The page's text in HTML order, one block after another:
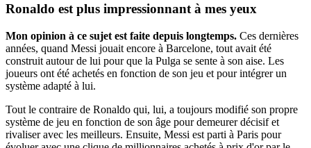
Ronaldo est plus impressionnant à mes yeux
Mon opinion à ce sujet est faite depuis longtemps. Ces dernières
années, quand Messi jouait encore à Barcelone, tout avait été
construit autour de lui pour que la Pulga se sente à son aise. Les
joueurs ont été achetés en fonction de son jeu et pour intégrer un
système adapté à lui.
Tout le contraire de Ronaldo qui, lui, a toujours modifié son propre
système de jeu en fonction de son âge pour demeurer décisif et
rivaliser avec les meilleurs. Ensuite, Messi est parti à Paris pour